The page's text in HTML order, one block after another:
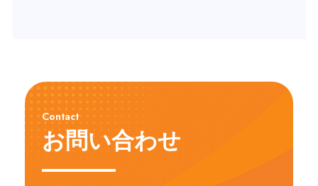
Contact
お問い合わせ